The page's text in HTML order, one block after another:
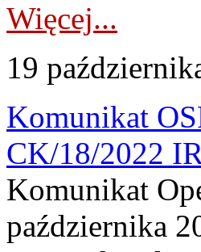
Więcej...
19
Komunikat
CK/18/2022
Komunikat
października